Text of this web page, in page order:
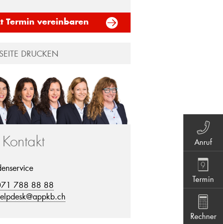
Termin vereinbaren
DRUCKEN
788 88 88
Anruf
Termin
Rechner